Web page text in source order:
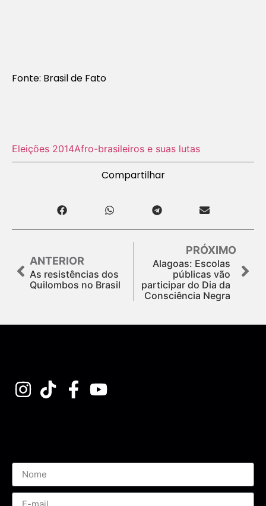
Fonte: Brasil de Fato
Eleições 2014Afro-brasileiros e suas lutas
Compartilhar
ANTERIOR
As resistências dos
Quilombos no Brasil
PRÓXIMO
Alagoas: Escolas
públicas vão
participar do Dia da
Consciência Negra